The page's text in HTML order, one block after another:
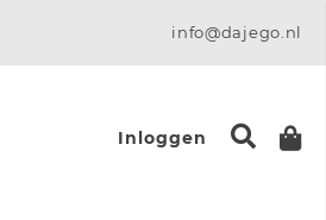
info@dajego.nl
Inloggen